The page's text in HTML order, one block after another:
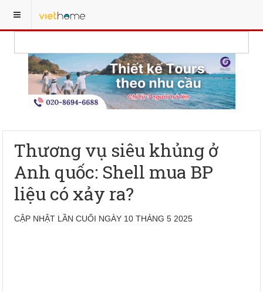
Thương vụ siêu khủng ở
Anh quốc: Shell mua BP
liệu có xảy ra?
CẬP NHẬT LẦN CUỐI NGÀY 10 THÁNG 5 2025